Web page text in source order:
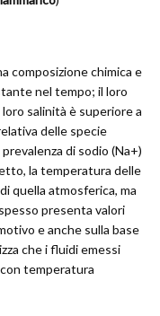
composizione chimica e
nel tempo; il loro
salinità è superiore a
delle specie
di sodio (Na+)
la temperatura delle
quella atmosferica, ma
presenta valori
e anche sulla base
che i fluidi emessi
temperatura